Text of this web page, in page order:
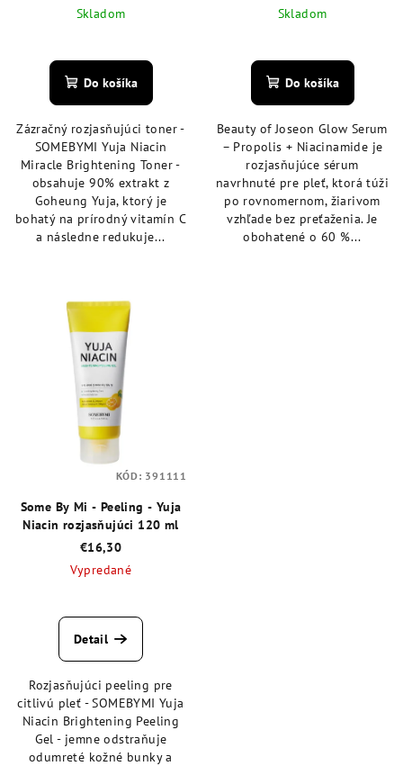
Skladom
hodnotenie
produktu
z
5
hviezdičiek.
Do košíka
Zázračný rozjasňujúci toner -
SOMEBYMI Yuja Niacin
Miracle Brightening Toner -
obsahuje 90% extrakt z
Goheung Yuja, ktorý je
bohatý na prírodný vitamín C
a následne redukuje...
Skladom
hodnotenie
produktu
z
5
hviezdičiek.
Do košíka
Beauty of Joseon Glow Serum
– Propolis + Niacinamide je
rozjasňujúce sérum
navrhnuté pre pleť, ktorá túži
po rovnomernom, žiarivom
vzhľade bez preťaženia. Je
obohatené o 60 %...
Some By Mi - Peeling - Yuja
Niacin rozjasňujúci 120 ml
€16,30
Vypredané
hodnotenie
produktu
z
5
hviezdičiek.
Detail
Rozjasňujúci peeling pre
citlivú pleť - SOMEBYMI Yuja
Niacin Brightening Peeling
Gel - jemne odstraňuje
odumreté kožné bunky a
KÓD: 391111